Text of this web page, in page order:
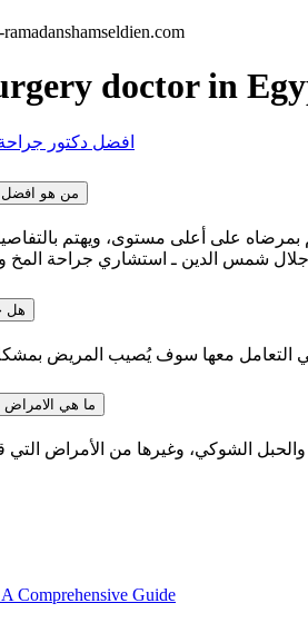
doctor in
من هو
على أعلى مستوى، ويهتم
هل
ما هي الامراض
Comprehensive Guide